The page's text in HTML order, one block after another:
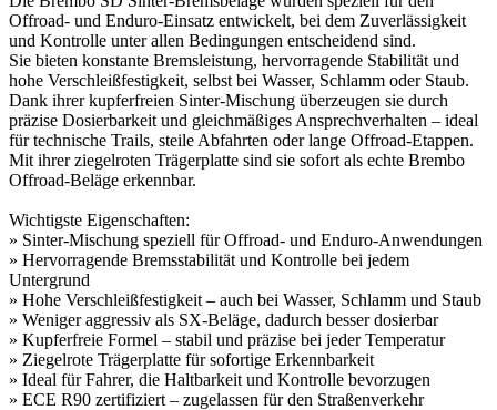
Offroad- und Enduro-Einsatz entwickelt, bei dem Zuverlässigkeit
und Kontrolle unter allen Bedingungen entscheidend sind.
Sie bieten konstante Bremsleistung, hervorragende Stabilität und
hohe Verschleißfestigkeit, selbst bei Wasser, Schlamm oder Staub.
Dank ihrer kupferfreien Sinter-Mischung überzeugen sie durch
präzise Dosierbarkeit und gleichmäßiges Ansprechverhalten – ideal
für technische Trails, steile Abfahrten oder lange Offroad-Etappen.
Mit ihrer ziegelroten Trägerplatte sind sie sofort als echte Brembo
Offroad-Beläge erkennbar.
Wichtigste Eigenschaften:
» Sinter-Mischung speziell für Offroad- und Enduro-Anwendungen
» Hervorragende Bremsstabilität und Kontrolle bei jedem
Untergrund
» Hohe Verschleißfestigkeit – auch bei Wasser, Schlamm und Staub
» Weniger aggressiv als SX-Beläge, dadurch besser dosierbar
» Kupferfreie Formel – stabil und präzise bei jeder Temperatur
» Ziegelrote Trägerplatte für sofortige Erkennbarkeit
» Ideal für Fahrer, die Haltbarkeit und Kontrolle bevorzugen
» ECE R90 zertifiziert – zugelassen für den Straßenverkehr